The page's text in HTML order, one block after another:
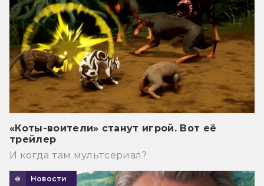
«Коты-воители» станут игрой. Вот её
трейлер
И когда там мультсериал?
Новости